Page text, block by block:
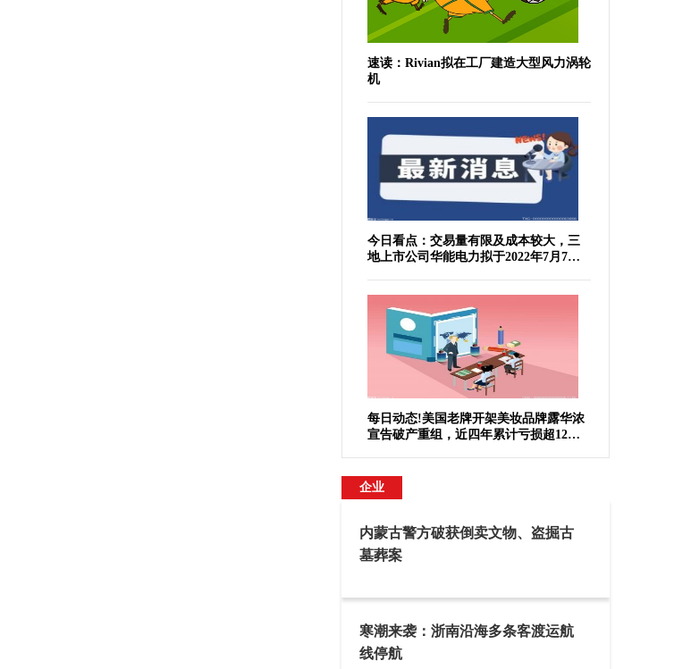
速读：Rivian拟在工厂建造大型风力涡轮
机
今日看点：交易量有限及成本较大，三
地上市公司华能电力拟于2022年7月7日
每日动态!美国老牌开架美妆品牌露华浓
宣告破产重组，近四年累计亏损超12亿
企业
内蒙古警方破获倒卖文物、盗掘古
墓葬案
寒潮来袭：浙南沿海多条客渡运航
线停航